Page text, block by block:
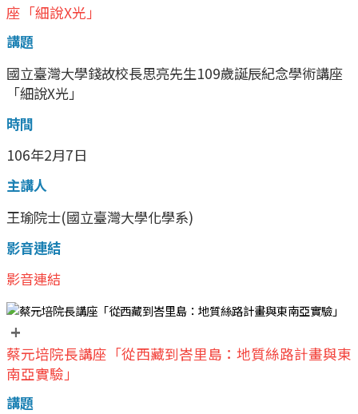
座「細說X光」
講題
國立臺灣大學錢故校長思亮先生109歲誕辰紀念學術講座
「細說X光」
時間
106年2月7日
主講人
王瑜院士(國立臺灣大學化學系)
影音連結
影音連結
+
蔡元培院長講座「從西藏到峇里島：地質絲路計畫與東
南亞實驗」
講題